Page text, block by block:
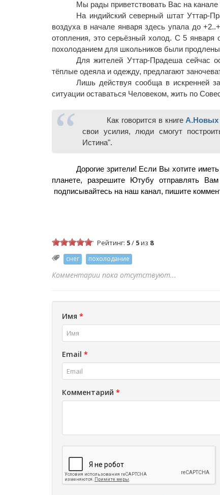
Мы рады приветствовать Вас на канале
На индийский северный штат Уттар-
воздуха в начале января здесь упала до
отопления, это серьёзный холод. С 5
похолоданием для школьников были
Для жителей Уттар-Прадеша сейчас
тёплые одеяла и одежду, предлагают
Лишь действуя сообща в искренней
ситуации оставаться Человеком, жить по
Как говорится в книге А.Новых
свои усилия, люди смогут
Истина".
Дорогие зрители! Если Вы хотите
планете, разрешите Ютубу отправлять
подписывайтесь на наш канал, пишите
Рейтинг: 5/ 5из 8
снег похолодание
Комментарии пока отсутствуют...
Имя *
Email *
Комментарий *